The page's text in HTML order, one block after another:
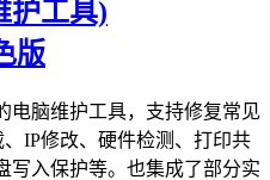
护工具)
版
电脑维护工具，支持修复常见
IP修改、硬件检测、打印共
写入保护等。也集成了部分实